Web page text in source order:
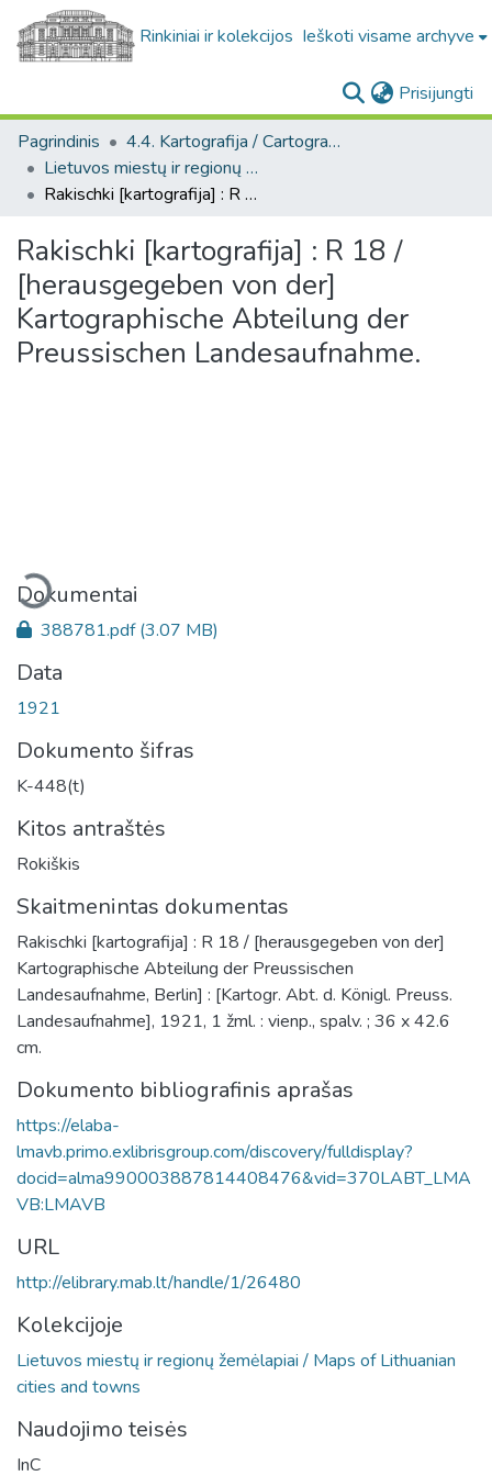
Rinkiniai ir kolekcijos Ieškoti visame archyve
Prisijungti
Pagrindinis
4.4. Kartografija / Cartography
Lietuvos miestų ir regionų žemėlapiai / Maps of Lithuanian cities and towns
Rakischki [kartografija] : R 18 / [herausgegeben von der] Kartographische Abteilung der Preussischen Landesaufnahme.
Rakischki [kartografija] : R 18 /
[herausgegeben von der]
Kartographische Abteilung der
Preussischen Landesaufnahme.
Dokumentai
388781.pdf(3.07 MB)
Data
1921
Dokumento šifras
K-448(t)
Kitos antraštės
Rokiškis
Skaitmenintas dokumentas
Rakischki [kartografija] : R 18 / [herausgegeben von der]
Kartographische Abteilung der Preussischen
Landesaufnahme, Berlin] : [Kartogr. Abt. d. Königl. Preuss.
Landesaufnahme], 1921, 1 žml. : vienp., spalv. ; 36 x 42.6
cm.
Dokumento bibliografinis aprašas
https://elaba-
lmavb.primo.exlibrisgroup.com/discovery/fulldisplay?
docid=alma990003887814408476&vid=370LABT_LMA
VB:LMAVB
URL
http://elibrary.mab.lt/handle/1/26480
Kolekcijoje
Lietuvos miestų ir regionų žemėlapiai / Maps of Lithuanian
cities and towns
Naudojimo teisės
InC